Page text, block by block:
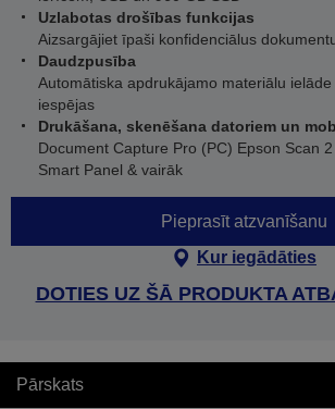
Uzlabotas drošības funkcijas
Aizsargājiet īpaši konfidenciālus
Daudzpusība
Automātiska apdrukājamo materiālu
iespējas
Drukāšana, skenēšana datoriem un
Document Capture Pro (PC) Epson Scan
Smart Panel & vairāk
Pieprasīt atzvanīšanu
Kur iegādāties
DOTIES UZ ŠĀ PRODUKTA
Pārskats